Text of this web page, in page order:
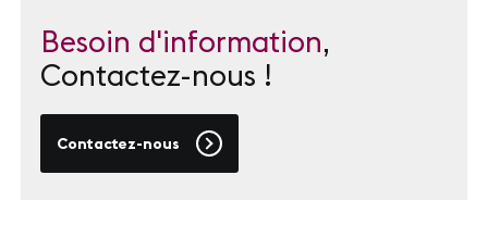
Besoin d'information,
Contactez-nous !
Contactez-nous